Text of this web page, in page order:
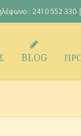
: 2410 552 330 |
BLOG